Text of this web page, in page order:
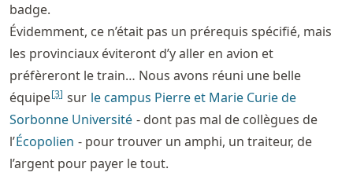
badge.
Évidemment, ce n’était pas un prérequis spécifié, mais
les provinciaux éviteront d’y aller en avion et
préfèreront le train… Nous avons réuni une belle
équipe[3] sur le campus Pierre et Marie Curie de
Sorbonne Université - dont pas mal de collègues de
l’Écopolien - pour trouver un amphi, un traiteur, de
l’argent pour payer le tout.